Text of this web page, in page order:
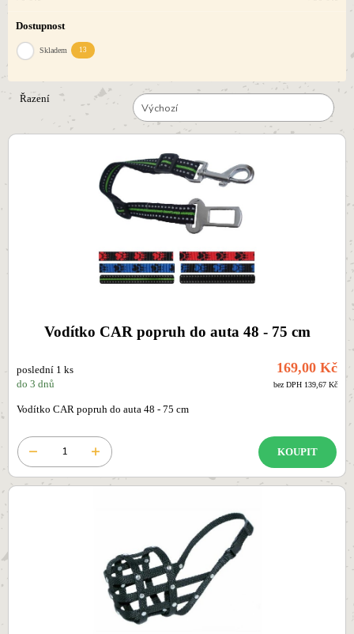
Dostupnost
Skladem 13
Řazení
Výchozí
Vodítko CAR popruh do auta 48 - 75 cm
poslední 1 ks
do 3 dnů
169,00 Kč
bez DPH 139,67 Kč
Vodítko CAR popruh do auta 48 - 75 cm
KOUPIT